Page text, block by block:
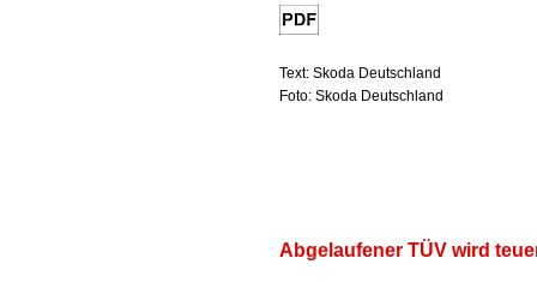
Text: Skoda Deutschland
Foto: Skoda Deutschland
Abgelaufener TÜV wird